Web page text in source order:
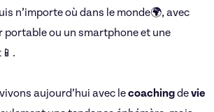
n’importe où dans le monde🌍, avec
portable ou un smartphone et une
aujourd’hui avec lecoachingdevie